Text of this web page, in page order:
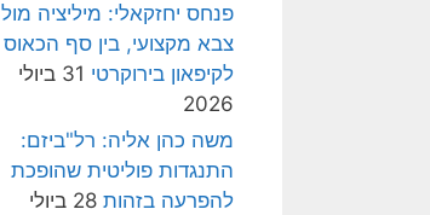
פנחס יחזקאלי: מיליציה מול
צבא מקצועי, בין סף הכאוס
לקיפאון בירוקרטי
31 ביולי
2026
משה כהן אליה: רל"ביזם:
התנגדות פוליטית שהופכת
להפרעה בזהות
28 ביולי